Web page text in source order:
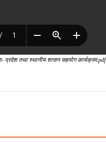
प्रदेश तथा स्थानीय शासन सहयोग कार्यक्रम.pdf